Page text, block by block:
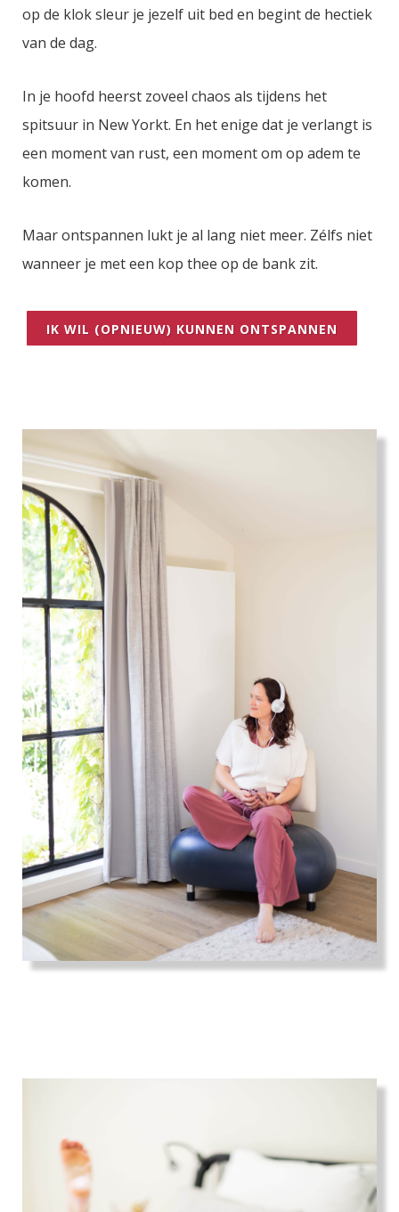
op de klok sleur je jezelf uit bed en begint de hectiek
van de dag.
In je hoofd heerst zoveel chaos als tijdens het
spitsuur in New Yorkt. En het enige dat je verlangt is
een moment van rust, een moment om op adem te
komen.
Maar ontspannen lukt je al lang niet meer. Zélfs niet
wanneer je met een kop thee op de bank zit.
IK WIL (OPNIEUW) KUNNEN ONTSPANNEN